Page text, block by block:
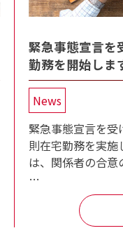
緊急事態宣言を
勤務を開始しま
News
緊急事態宣言を
則在宅勤務を実施
は、関係者の合意
…